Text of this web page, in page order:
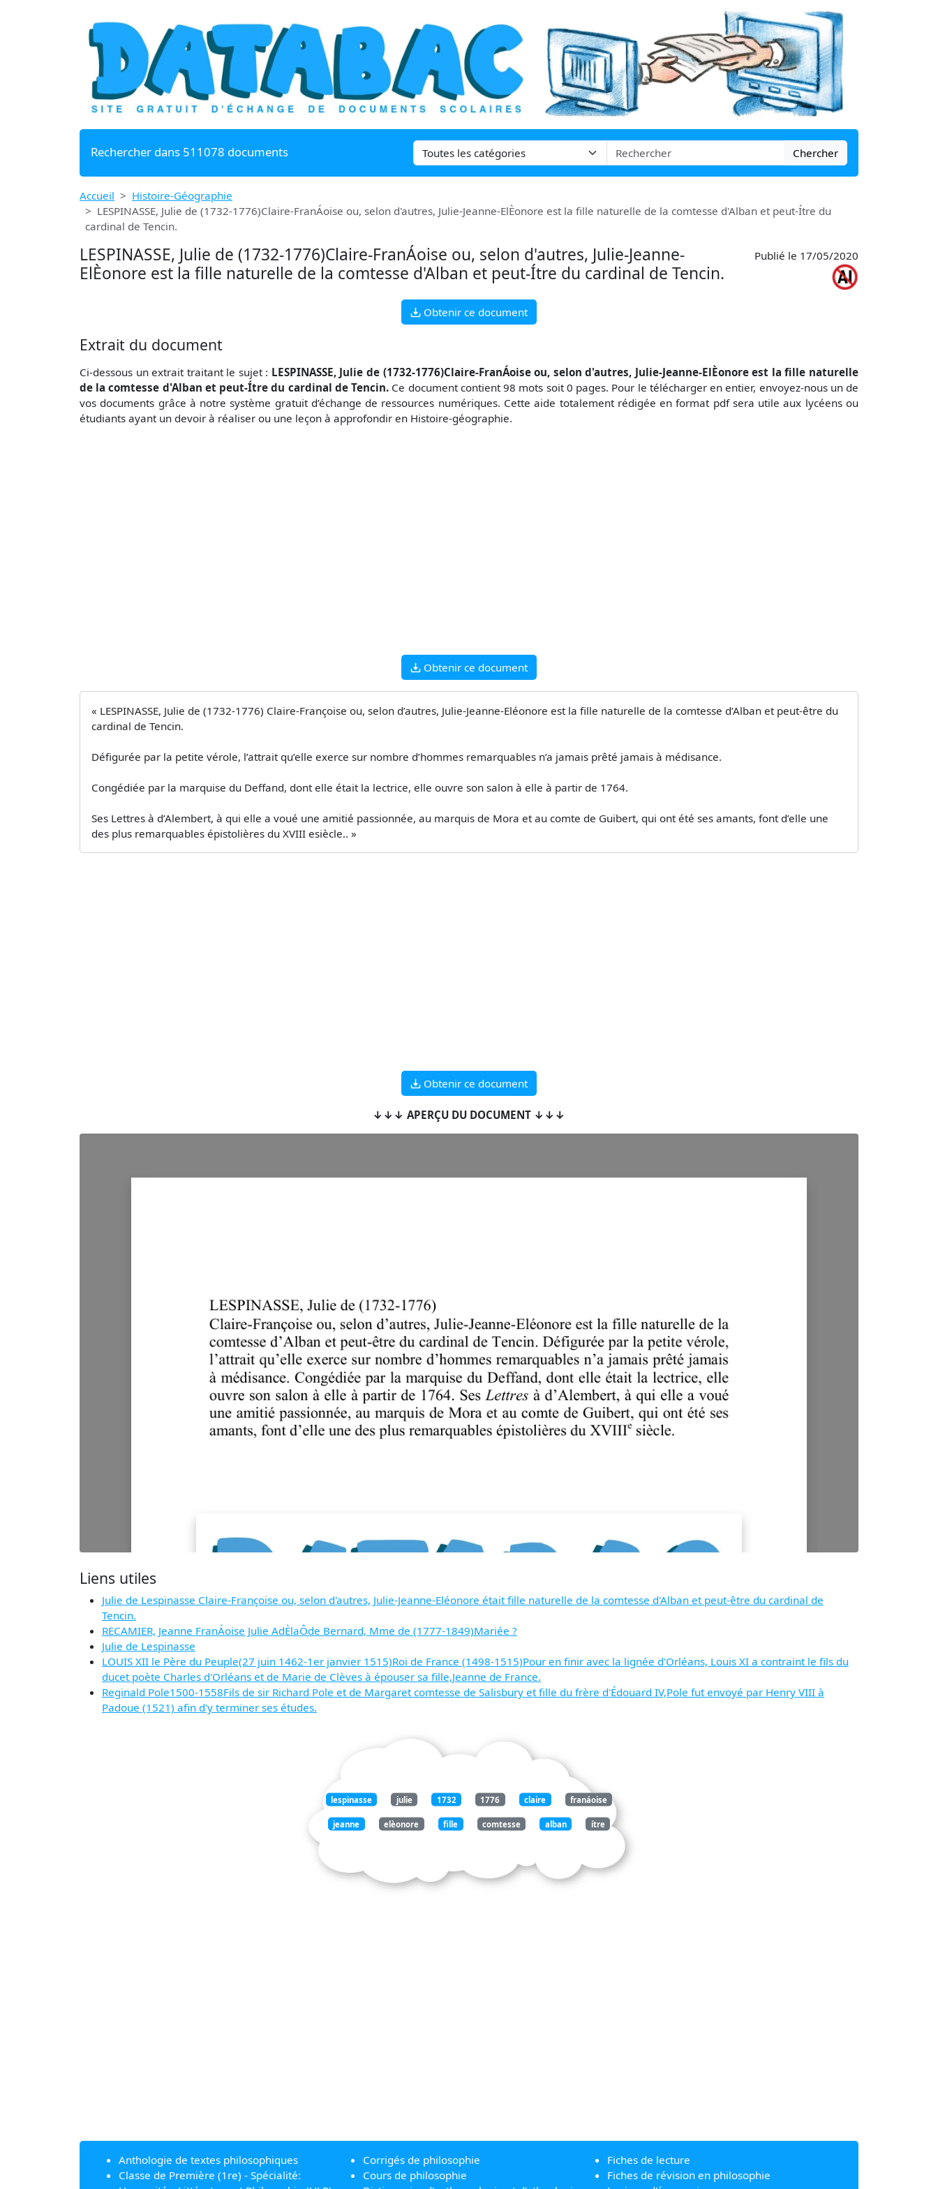
Rechercher dans 511078 documents Chercher
Accueil
Histoire-Géographie
LESPINASSE, Julie de (1732-1776)Claire-FranÁoise ou, selon d'autres, Julie-Jeanne-ElÈonore est la fille naturelle de la comtesse d'Alban et peut-Ítre du
cardinal de Tencin.
LESPINASSE, Julie de (1732-1776)Claire-FranÁoise ou, selon d'autres, Julie-Jeanne-
ElÈonore est la fille naturelle de la comtesse d'Alban et peut-Ítre du cardinal de Tencin.
Publié le 17/05/2020
Obtenir ce document
Extrait du document
Ci-dessous un extrait traitant le sujet : LESPINASSE, Julie de (1732-1776)Claire-FranÁoise ou, selon d'autres, Julie-Jeanne-ElÈonore est la fille naturelle
de la comtesse d'Alban et peut-Ítre du cardinal de Tencin. Ce document contient 98 mots soit 0 pages. Pour le télécharger en entier, envoyez-nous un de
vos documents grâce à notre système gratuit d’échange de ressources numériques. Cette aide totalement rédigée en format pdf sera utile aux lycéens ou
étudiants ayant un devoir à réaliser ou une leçon à approfondir en Histoire-géographie.
Obtenir ce document
« LESPINASSE, Julie de (1732-1776) Claire-Françoise ou, selon d’autres, Julie-Jeanne-Eléonore est la fille naturelle de la comtesse d’Alban et peut-être du
cardinal de Tencin.
Défigurée par la petite vérole, l’attrait qu’elle exerce sur nombre d’hommes remarquables n’a jamais prêté jamais à médisance.
Congédiée par la marquise du Deffand, dont elle était la lectrice, elle ouvre son salon à elle à partir de 1764.
Ses Lettres à d’Alembert, à qui elle a voué une amitié passionnée, au marquis de Mora et au comte de Guibert, qui ont été ses amants, font d’elle une
des plus remarquables épistolières du XVIII esiècle.. »
Obtenir ce document
↓↓↓ APERÇU DU DOCUMENT ↓↓↓
Liens utiles
Julie de Lespinasse Claire-Françoise ou, selon d'autres, Julie-Jeanne-Eléonore était fille naturelle de la comtesse d'Alban et peut-être du cardinal de
Tencin.
RECAMIER, Jeanne FranÁoise Julie AdÈlaÔde Bernard, Mme de (1777-1849)Mariée ?
Julie de Lespinasse
LOUIS XII le Père du Peuple(27 juin 1462-1er janvier 1515)Roi de France (1498-1515)Pour en finir avec la lignée d'Orléans, Louis XI a contraint le fils du
ducet poète Charles d'Orléans et de Marie de Clèves à épouser sa fille,Jeanne de France.
Reginald Pole1500-1558Fils de sir Richard Pole et de Margaret comtesse de Salisbury et fille du frère d'Édouard IV,Pole fut envoyé par Henry VIII à
Padoue (1521) afin d'y terminer ses études.
lespinasse julie 1732 1776 claire franáoise
jeanne elèonore fille comtesse alban ítre
Anthologie de textes philosophiques
Classe de Première (1re) - Spécialité:
Corrigés de philosophie
Cours de philosophie
Fiches de lecture
Fiches de révision en philosophie